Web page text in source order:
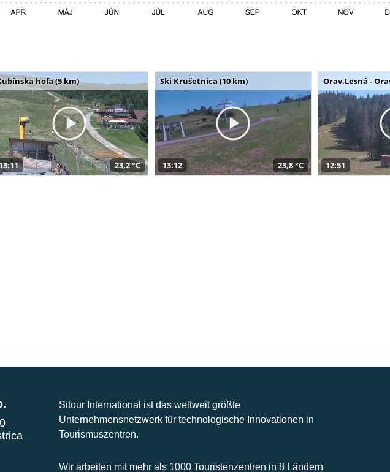
hoľa (5 km)
23,2 °C
Ski Krušetnica (10 km)
13:12 23,8 °C
Orav.Lesná -
12:51
Sitour International ist das weltweit größte
Unternehmensnetzwerk für technologische Innovationen in
Tourismuszentren.
Wir arbeiten mit mehr als 1000 Touristenzentren in 8 Ländern